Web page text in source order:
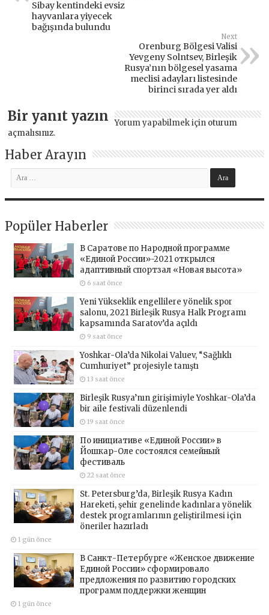
Sibay kentindeki evsiz
hayvanlara yiyecek
bağışında bulundu
Next
Orenburg Bölgesi Valisi
Yevgeny Solntsev, Birleşik
Rusya’nın bölgesel yasama
meclisi adayları listesinde
birinci sırada yer aldı
Bir yanıt yazın Yorum yapabilmek için oturum
açmalısınız.
Haber Arayın
Popüler Haberler
В Саратове по Народной программе
«Единой России»-2021 открылся
адаптивный спортзал «Новая высота»
6 saat önce
Yeni Yükseklik engellilere yönelik spor
salonu, 2021 Birleşik Rusya Halk Programı
kapsamında Saratov’da açıldı
9 saat önce
Yoshkar-Ola’da Nikolai Valuev, “Sağlıklı
Cumhuriyet” projesiyle tanıştı
13 saat önce
Birleşik Rusya’nın girişimiyle Yoshkar-Ola’da
bir aile festivali düzenlendi
19 saat önce
По инициативе «Единой России» в
Йошкар-Оле состоялся семейный
фестиваль
22 saat önce
St. Petersburg’da, Birleşik Rusya Kadın
Hareketi, şehir genelinde kadınlara yönelik
destek programlarının geliştirilmesi için
öneriler hazırladı
1 gün önce
В Санкт-Петербурге «Женское движение
Единой России» сформировало
предложения по развитию городских
программ поддержки женщин
1 gün önce